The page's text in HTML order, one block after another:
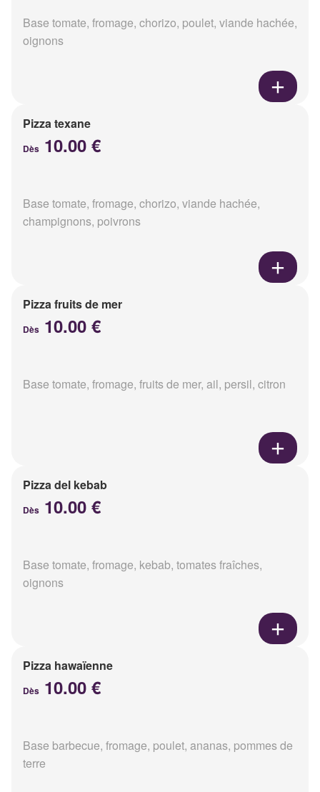
Base tomate, fromage, chorizo, poulet, viande hachée,
oignons
Pizza texane
Dès 10.00 €
Base tomate, fromage, chorizo, viande hachée,
champignons, poivrons
Pizza fruits de mer
Dès 10.00 €
Base tomate, fromage, fruits de mer, ail, persil, citron
Pizza del kebab
Dès 10.00 €
Base tomate, fromage, kebab, tomates fraîches,
oignons
Pizza hawaïenne
Dès 10.00 €
Base barbecue, fromage, poulet, ananas, pommes de
terre